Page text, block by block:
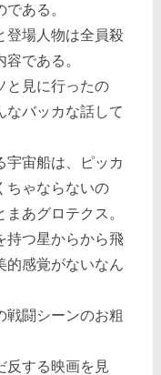
ある。
場人物は全員殺
である。
と見に行ったの
なバッカな話して
宙船は、ピッカ
ちゃならないの
あグロテクス。
つ星からから飛
的感覚がないなん
闘シーンのお粗
する映画を見